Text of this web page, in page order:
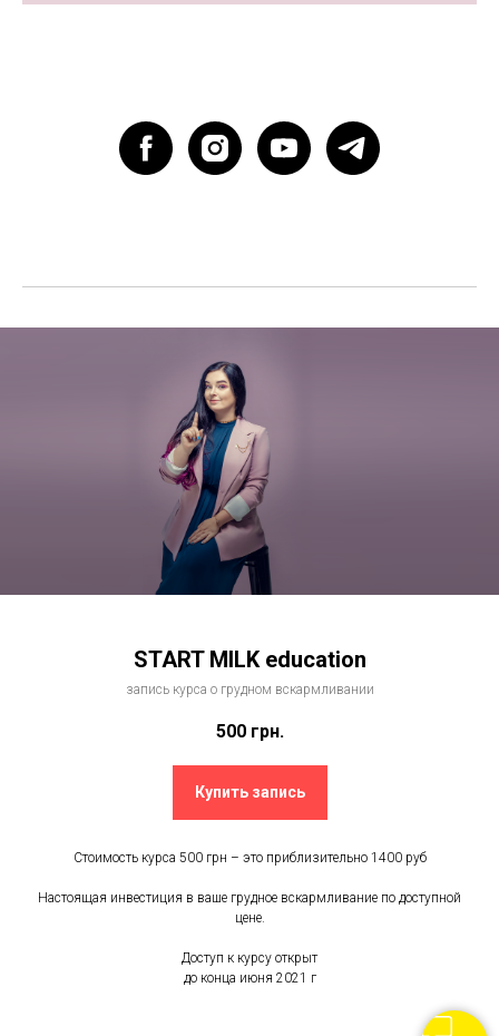
START MILK education
запись курса о грудном вскармливании
500 грн.
Купить запись
Стоимость курса 500 грн – это приблизительно 1400 руб
Настоящая инвестиция в ваше грудное вскармливание по доступной
цене.
Доступ к курсу открыт
до конца июня 2021 г